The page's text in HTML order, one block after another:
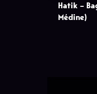
Hatik –
Médine)